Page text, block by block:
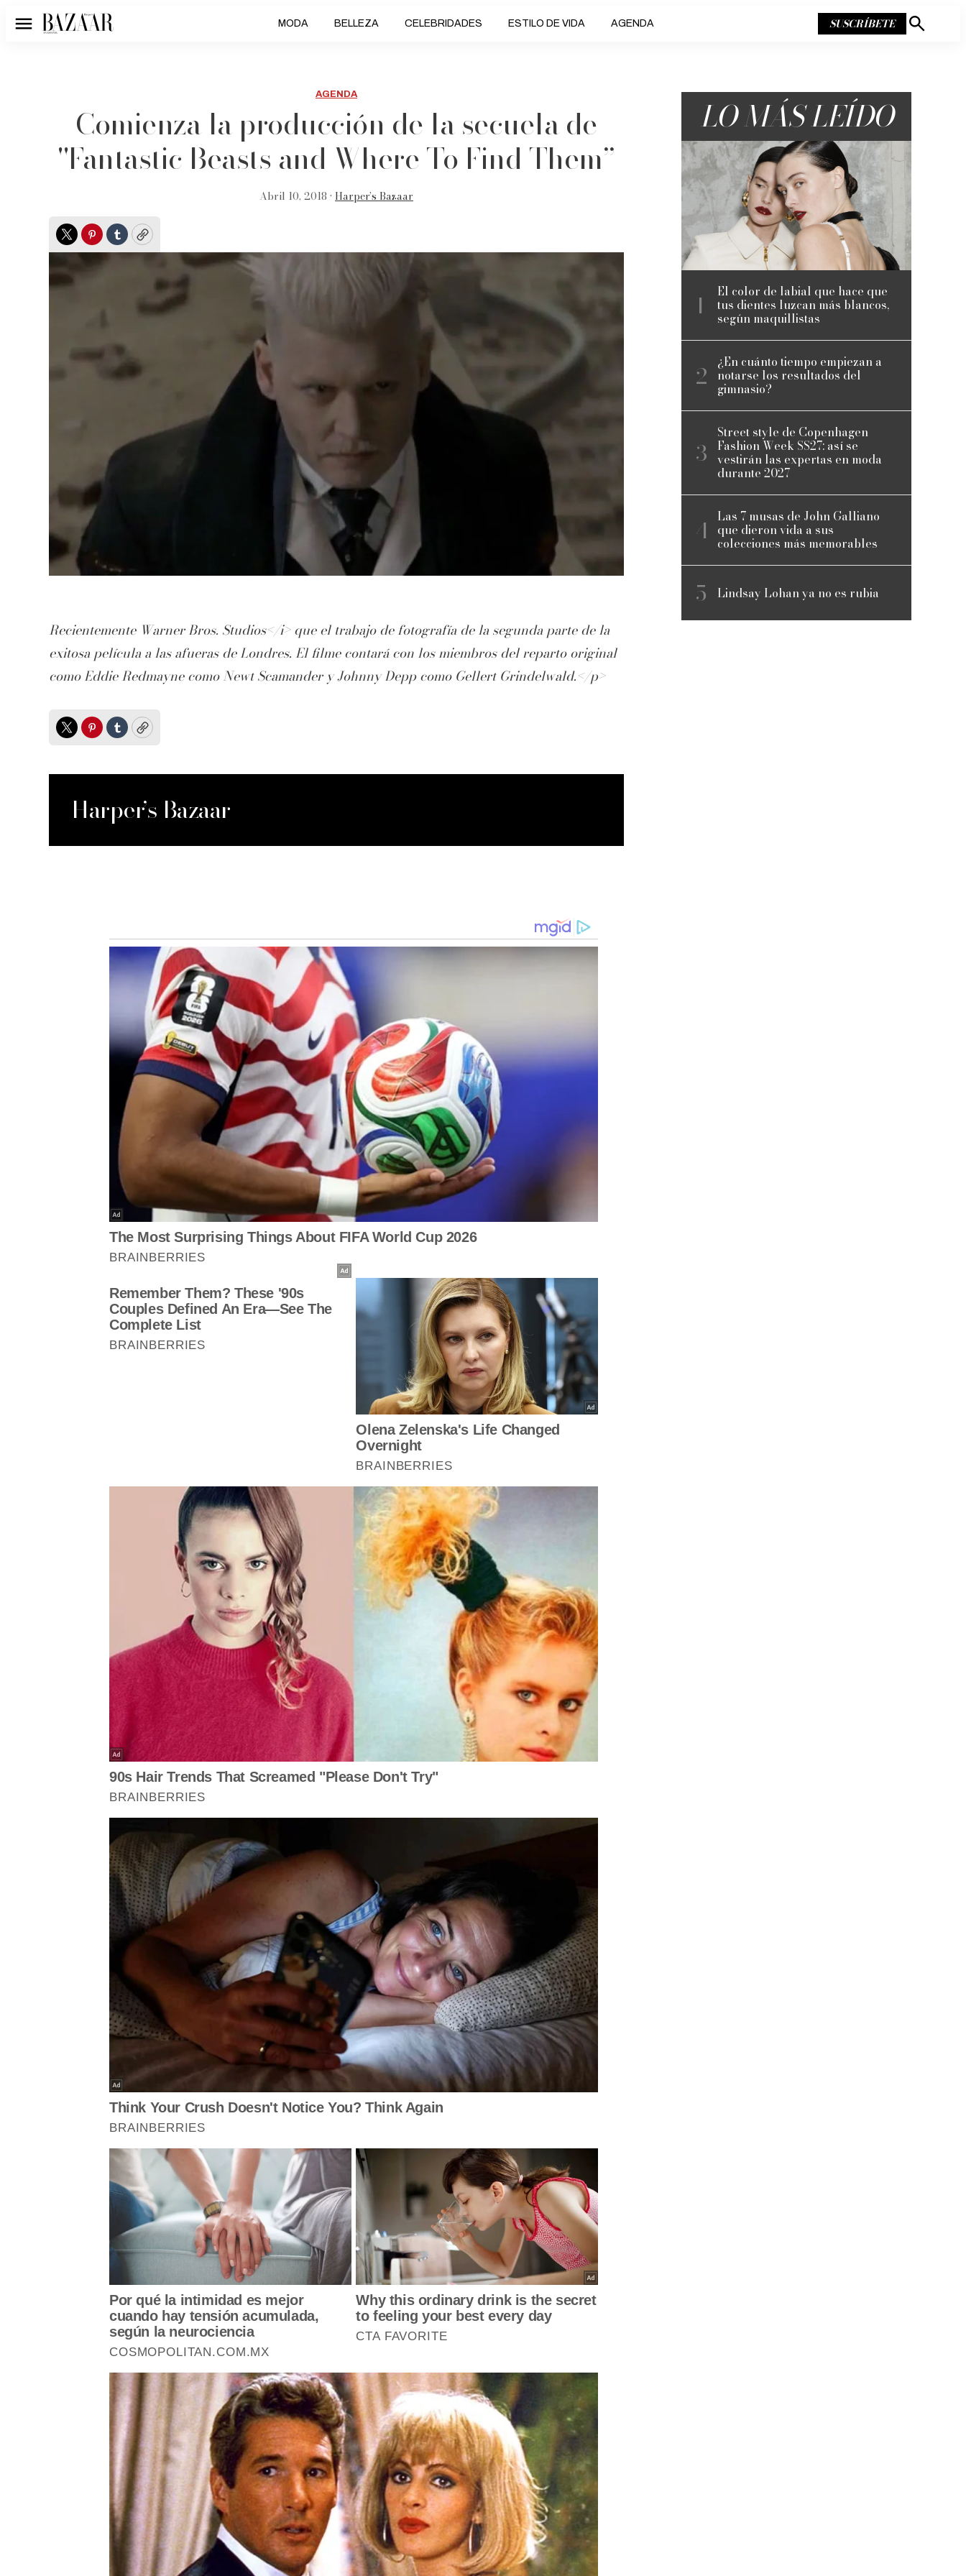
Menú MODA BELLEZA CELEBRIDADES ESTILO DE VIDA AGENDA SUSCRÍBETE
Mostrar
AGENDA
Comienza la producción de la secuela de
''Fantastic Beasts and Where To Find Them’’
Abril 10, 2018 • Harper’s Bazaar
TwitterPinterest
TumblrCopy
Recientemente Warner Bros. Studios</i> que el trabajo de fotografía de la segunda parte de la
exitosa película a las afueras de Londres. El filme contará con los miembros del reparto original
como Eddie Redmayne como Newt Scamander y Johnny Depp como Gellert Grindelwald.</p>
TwitterPinterest
TumblrCopy
Harper’s Bazaar
LO MÁS LEÍDO
El color de labial que hace que
tus dientes luzcan más blancos,
según maquillistas
¿En cuánto tiempo empiezan a
notarse los resultados del
gimnasio?
Street style de Copenhagen
Fashion Week SS27: así se
vestirán las expertas en moda
durante 2027
Las 7 musas de John Galliano
que dieron vida a sus
colecciones más memorables
Lindsay Lohan ya no es rubia